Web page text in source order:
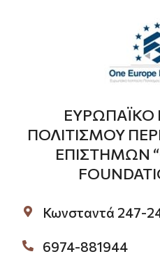
ΕΥΡΩΠΑΪΚΟ
ΠΟΛΙΤΙΣΜΟΥ
ΕΠΙΣΤΗΜΩΝ
Κωνσταντά 247-
6974-881944